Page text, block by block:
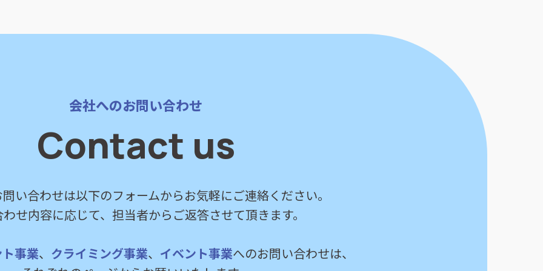
会社へのお問い合わせ
Contact us
い合わせは以下のフォームからお気軽にご連絡ください。
せ内容に応じて、担当者からご返答させて頂きます。
事業、 クライミング事業、 イベント事業へのお問い合わせは、